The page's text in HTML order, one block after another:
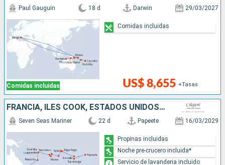
Comidas incluidas
Paul Gauguin 18 d Darwin 29/03/2027
US$ 8,655 +Tasas
Comidas incluidas
FRANCIA, ILES COOK, ESTADOS UNIDOS, SAMOA, TONGA, FIDJI (ISLAS), VANUATU, NUEVA CALEDONIA, AUSTRALIA
Seven Seas Mariner 22 d Papeete 16/03/2029
Propinas incluidas
Noche pre-crucero incluida*
Servicio de lavanderia incluido